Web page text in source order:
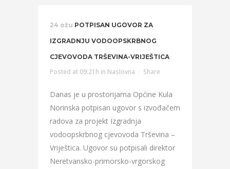
24 ožu POTPISAN UGOVOR ZA
IZGRADNJU VODOOPSKRBNOG
CJEVOVODA TRŠEVINA-VRIJEŠTICA
Posted at 09:21h in Naslovna Share
Danas je u prostorijama Općine Kula
Norinska potpisan ugovor s izvođačem
radova za projekt Izgradnja
vodoopskrbnog cjevovoda Trševina –
Vriještica. Ugovor su potpisali direktor
Neretvansko-primorsko-vrgorskog